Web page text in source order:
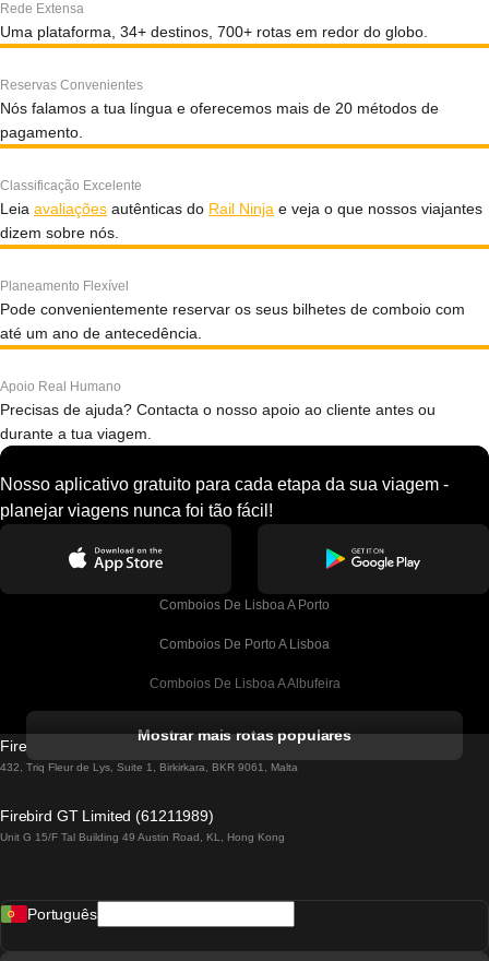
Rede Extensa
Uma plataforma, 34+ destinos, 700+ rotas em redor do globo.
Reservas Convenientes
Nós falamos a tua língua e oferecemos mais de 20 métodos de
pagamento.
Classificação Excelente
Leia avaliações autênticas do Rail Ninja e veja o que nossos viajantes
dizem sobre nós.
Planeamento Flexível
Pode convenientemente reservar os seus bilhetes de comboio com
até um ano de antecedência.
Apoio Real Humano
Precisas de ajuda? Contacta o nosso apoio ao cliente antes ou
durante a tua viagem.
Nosso aplicativo gratuito para cada etapa da sua viagem -
planejar viagens nunca foi tão fácil!
Comboios De Lisboa A Porto
Comboios De Porto A Lisboa
Comboios De Lisboa A Albufeira
Comboios De Lisboa A Lagos
Comboios De Lisboa A Madrid
Mostrar mais rotas populares
Firebird GT Limited (OC 1451)
432, Triq Fleur de Lys, Suite 1, Birkirkara, BKR 9061, Malta
Firebird GT Limited (61211989)
Unit G 15/F Tal Building 49 Austin Road, KL, Hong Kong
Português